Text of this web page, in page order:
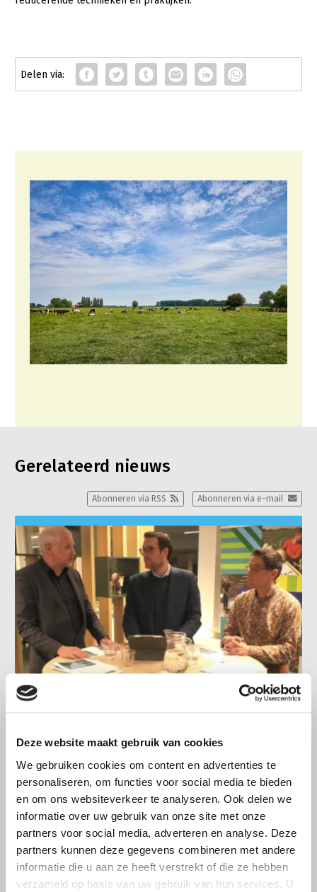
Deze website maakt gebruik van cookies
We gebruiken cookies om content en advertenties te
personaliseren, om functies voor social media te bieden
en om ons websiteverkeer te analyseren. Ook delen we
informatie over uw gebruik van onze site met onze
partners voor social media, adverteren en analyse. Deze
partners kunnen deze gegevens combineren met andere
informatie die u aan ze heeft verstrekt of die ze hebben
verzameld op basis van uw gebruik van hun services. U
Gerelateerd nieuws
Abonneren via e-mail
Abonneren via RSS
NIEUWS
23 JANUARI 2025
Webinar over uitspraak
Greenpeace-rechtszaak terugkijken
LTO organiseerde een webinar over de uitspraak die de
rechtbank in Den Haag heeft gedaan in de rechtszaak die
Greenpeace heeft aangespannen tegen de Staat over het
Nederlandse stikstofbeleid.